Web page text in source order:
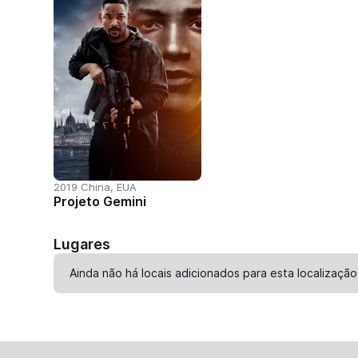
2019 China, EUA
Projeto Gemini
Lugares
Ainda não há locais adicionados para esta